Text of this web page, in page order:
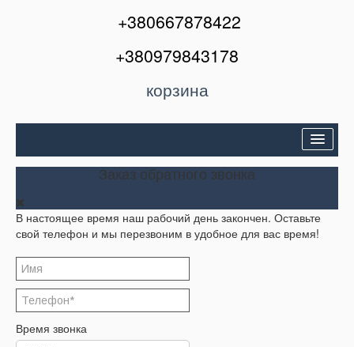
+380667878422
+380979843178
корзина
Двери входные
Окна и балконы
Кондиционеры
Акции
Корзина
Заказ обратного звонка
В настоящее время наш рабочий день закончен. Оставьте
свой телефон и мы перезвоним в удобное для вас время!
Время звонка